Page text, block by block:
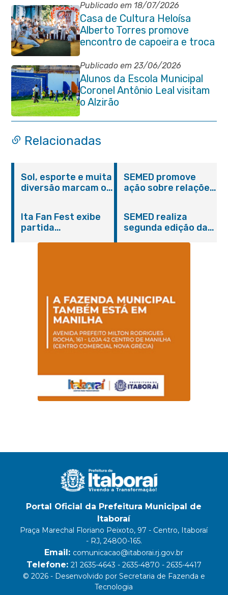
Publicado em 18/07/2026
Casa de Cultura Heloísa
Alberto Torres promove
encontro de capoeira e troca
de cordas na Praça Marechal
Floriano Peixoto
Publicado em 23/06/2026
Alunos da Escola Municipal
Coronel Antônio Leal visitam
o Alzirão
Relacionadas
Sol, esporte e muita
diversão marcam o
Domingo no Parque
Paleontológico
SEMED promove
ação sobre relações
Ita Fan Fest exibe
partida
SEMED realiza
segunda edição da
Portal Oficial da Prefeitura Municipal de
Itaboraí
Praça Marechal Floriano Peixoto, 97 - Centro, Itaboraí
- RJ, 24800-165.
Email: comunicacao@itaborai.rj.gov.br
Telefone: 21 2635-4643 - 2635-4870 - 2635-4417
© 2026 - Desenvolvido por Secretaria de Fazenda e
Tecnologia